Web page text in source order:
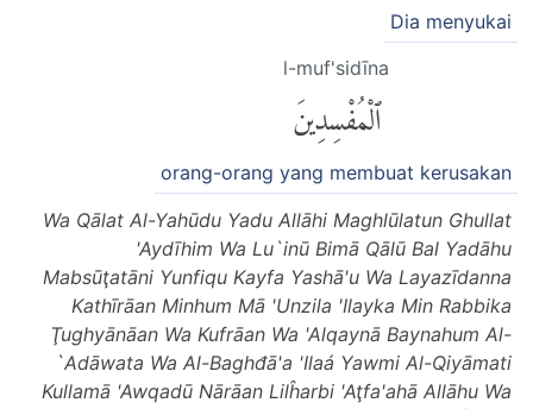
Dia menyukai
l-muf'sidīna
ٱلْمُفْسِدِينَ
orang-orang yang membuat kerusakan
Wa Qālat Al-Yahūdu Yadu Allāhi Maghlūlatun Ghullat
'Aydīhim Wa Lu`inū Bimā Qālū Bal Yadāhu
Mabsūţatāni Yunfiqu Kayfa Yashā'u Wa Layazīdanna
Kathīrāan Minhum Mā 'Unzila 'Ilayka Min Rabbika
Ţughyānāan Wa Kufrāan Wa 'Alqaynā Baynahum Al-
`Adāwata Wa Al-Baghđā'a 'Ilaá Yawmi Al-Qiyāmati
Kullamā 'Awqadū Nārāan Lilĥarbi 'Aţfa'ahā Allāhu Wa